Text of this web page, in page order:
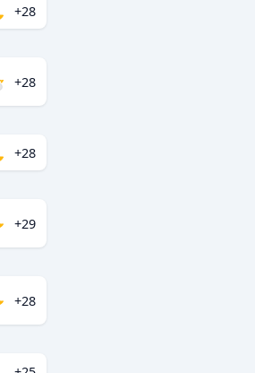
+28
+28
+28
+29
+28